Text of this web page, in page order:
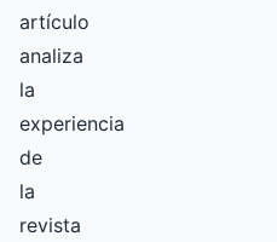
artículo
analiza
la
experiencia
de
la
revista